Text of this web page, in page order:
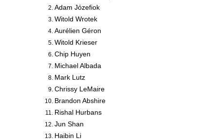
Adam Józefiok
Witold Wrotek
Aurélien Géron
Witold Krieser
Chip Huyen
Michael Albada
Mark Lutz
Chrissy LeMaire
Brandon Abshire
Rishal Hurbans
Jun Shan
Haibin Li